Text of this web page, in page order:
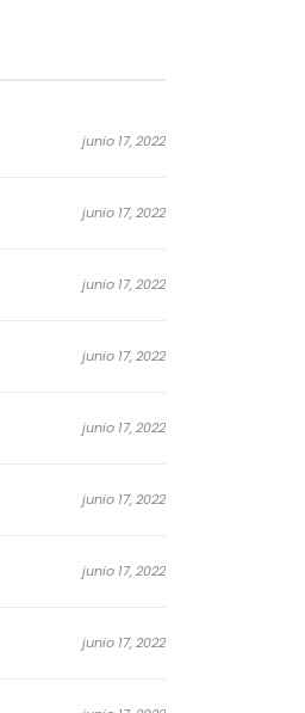
junio 17, 2022
junio 17, 2022
junio 17, 2022
junio 17, 2022
junio 17, 2022
junio 17, 2022
junio 17, 2022
junio 17, 2022